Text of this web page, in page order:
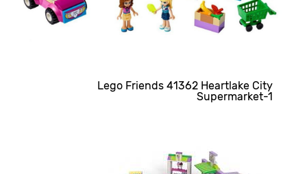
Lego Friends 41362 Heartlake City
Supermarket-1